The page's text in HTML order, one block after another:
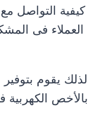
كيفية التواصل
العملاء فى
لذلك يقوم بتوفير
بالأخص